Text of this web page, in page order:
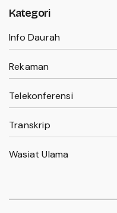
Kategori
Info Daurah
Rekaman
Telekonferensi
Transkrip
Wasiat Ulama